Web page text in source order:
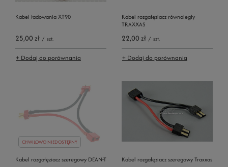
Kabel ładowania XT90
25,00 zł / szt.
+ Dodaj do porównania
Kabel rozgałęziacz równoległy
TRAXXAS
22,00 zł / szt.
+ Dodaj do porównania
CHWILOWO NIEDOSTĘPNY
Kabel rozgałęziacz szeregowy DEAN-T Kabel rozgałęziacz szeregowy Traxxas